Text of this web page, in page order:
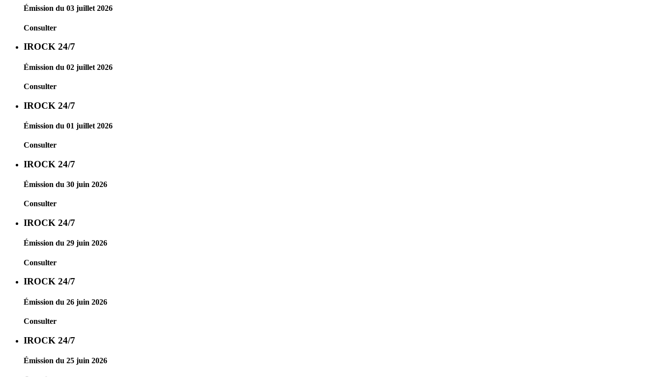
Émission du 03 juillet 2026
Consulter
IROCK 24/7
Émission du 02 juillet 2026
Consulter
IROCK 24/7
Émission du 01 juillet 2026
Consulter
IROCK 24/7
Émission du 30 juin 2026
Consulter
IROCK 24/7
Émission du 29 juin 2026
Consulter
IROCK 24/7
Émission du 26 juin 2026
Consulter
IROCK 24/7
Émission du 25 juin 2026